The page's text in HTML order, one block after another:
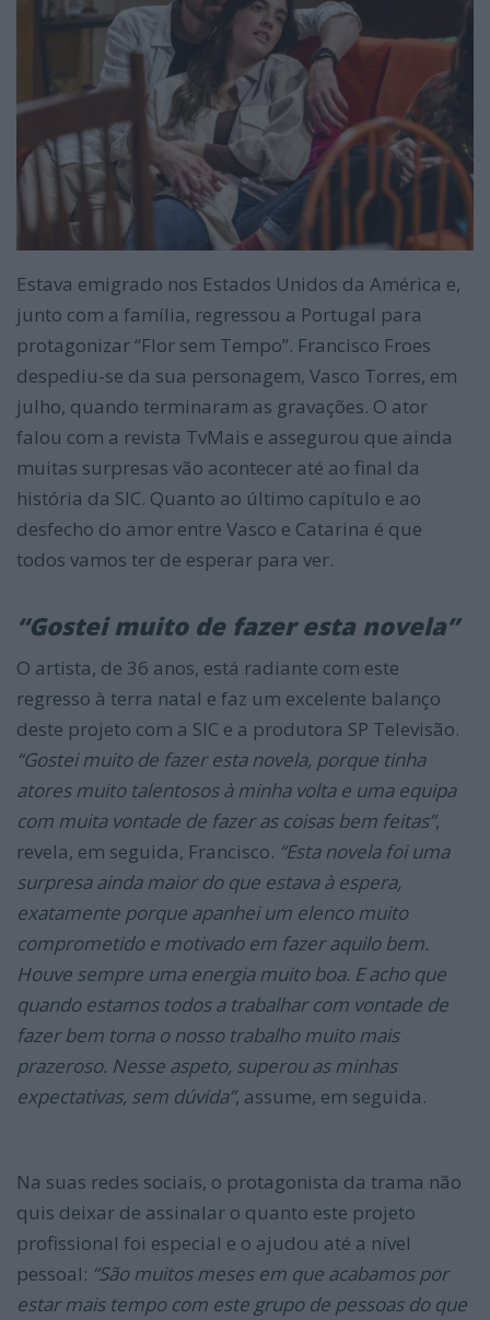
Estava emigrado nos Estados Unidos da América e,
junto com a família, regressou a Portugal para
protagonizar “Flor sem Tempo”. Francisco Froes
despediu-se da sua personagem, Vasco Torres, em
julho, quando terminaram as gravações. O ator
falou com a revista TvMais e assegurou que ainda
muitas surpresas vão acontecer até ao final da
história da SIC. Quanto ao último capítulo e ao
desfecho do amor entre Vasco e Catarina é que
todos vamos ter de esperar para ver.
“Gostei muito de fazer esta novela”
O artista, de 36 anos, está radiante com este
regresso à terra natal e faz um excelente balanço
deste projeto com a SIC e a produtora SP Televisão.
“Gostei muito de fazer esta novela, porque tinha
atores muito talentosos à minha volta e uma equipa
com muita vontade de fazer as coisas bem feitas”,
revela, em seguida, Francisco. “Esta novela foi uma
surpresa ainda maior do que estava à espera,
exatamente porque apanhei um elenco muito
comprometido e motivado em fazer aquilo bem.
Houve sempre uma energia muito boa. E acho que
quando estamos todos a trabalhar com vontade de
fazer bem torna o nosso trabalho muito mais
prazeroso. Nesse aspeto, superou as minhas
expectativas, sem dúvida”, assume, em seguida.
Na suas redes sociais, o protagonista da trama não
quis deixar de assinalar o quanto este projeto
profissional foi especial e o ajudou até a nível
pessoal: “São muitos meses em que acabamos por
estar mais tempo com este grupo de pessoas do que